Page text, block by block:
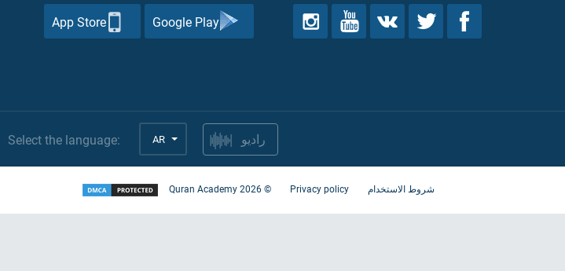
Google Play
App Store
Select the language: AR راديو
شروط الاستخدام Privacy policy
©
2026